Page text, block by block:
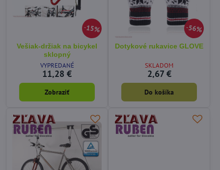
15%
Vešiak-držiak na bicykel
sklopný
VYPREDANÉ
11,28 €
Zobraziť
56%
Dotykové rukavice GLOVE
SKLADOM
2,67 €
Do košíka